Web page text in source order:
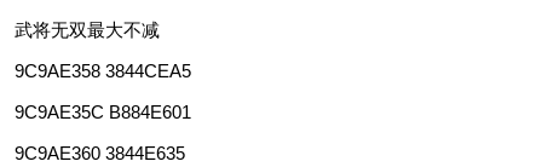
武将无双最大不减
9C9AE358 3844CEA5
9C9AE35C B884E601
9C9AE360 3844E635